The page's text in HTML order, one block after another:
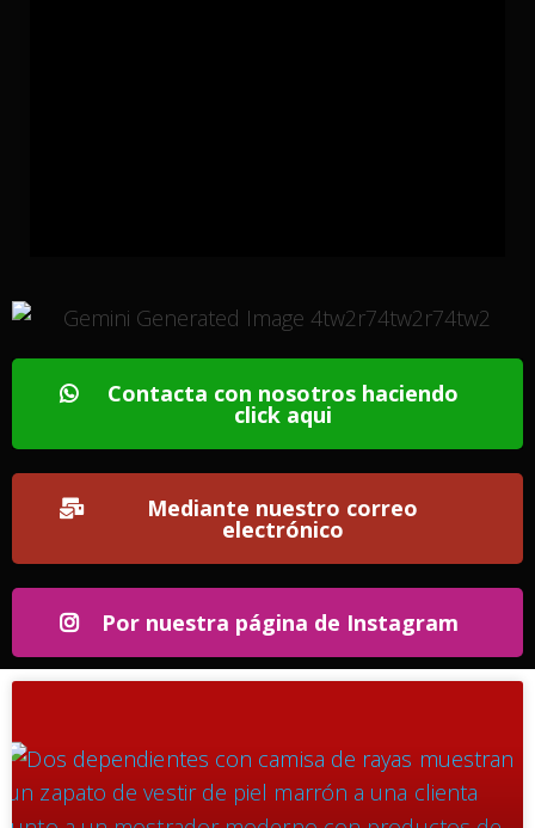
Contacta con nosotros haciendo
click aqui
Mediante nuestro correo
electrónico
Por nuestra página de Instagram